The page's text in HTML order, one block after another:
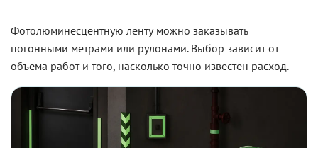
Фотолюминесцентную ленту можно заказывать
погонными метрами или рулонами. Выбор зависит от
объема работ и того, насколько точно известен расход.